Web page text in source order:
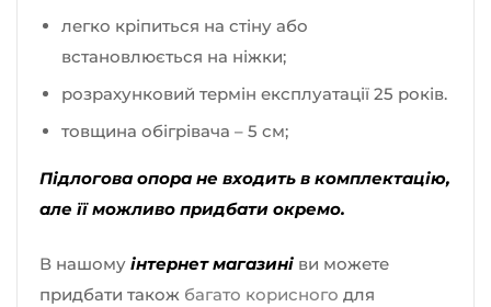
легко кріпиться на стіну або
встановлюється на ніжки;
розрахунковий термін експлуатації 25 років.
товщина обігрівача – 5 см;
Підлогова опора не входить в комплектацію,
але її можливо придбати окремо.
В нашому інтернет магазині ви можете
придбати також багато корисного для